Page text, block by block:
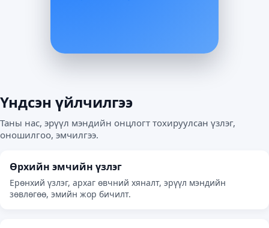
Үндсэн үйлчилгээ
Таны нас, эрүүл мэндийн онцлогт тохируулсан үзлэг,
оношилгоо, эмчилгээ.
Өрхийн эмчийн үзлэг
Ерөнхий үзлэг, архаг өвчний хяналт, эрүүл мэндийн
зөвлөгөө, эмийн жор бичилт.